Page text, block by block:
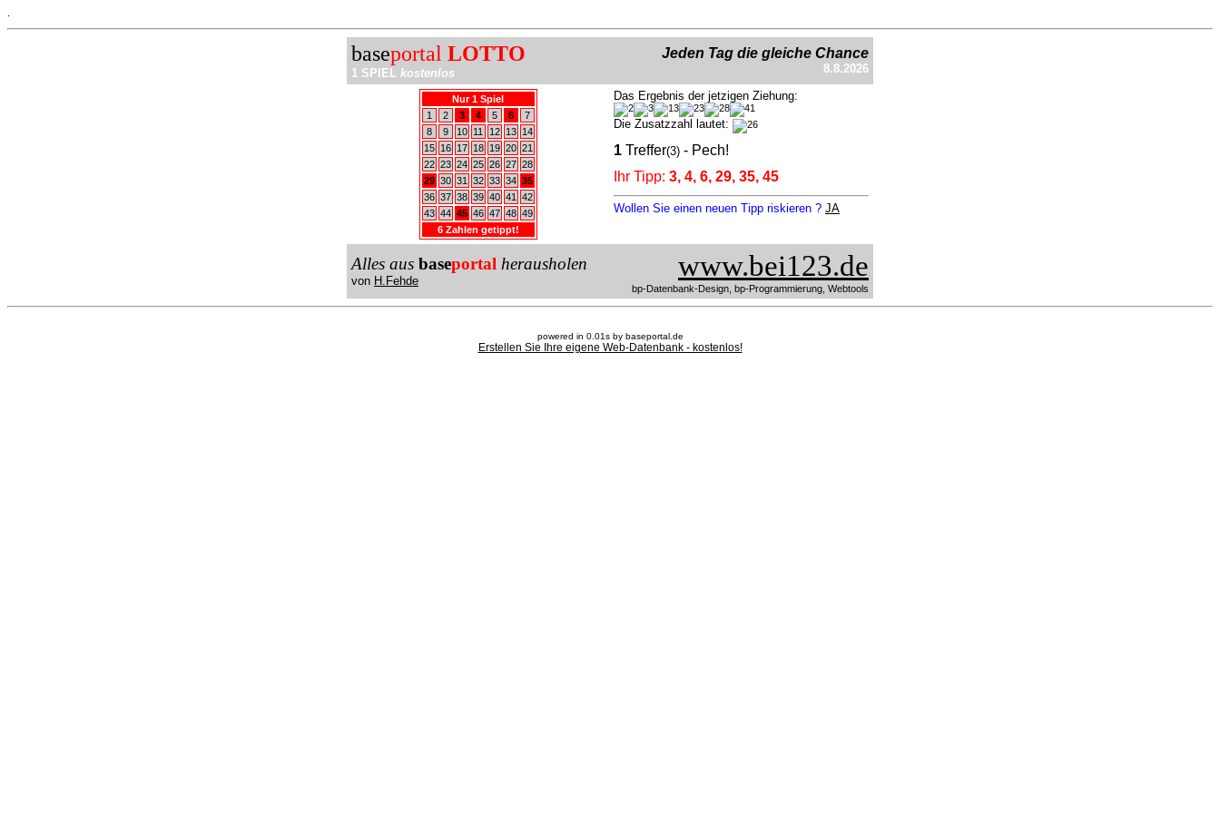
baseportal LOTTO
1 SPIEL kostenlos
Jeden Tag die gleiche Chance
8.8.2026
Nur 1 Spiel
1
2 3 4 5 6
7
8
9 10 11 12 13
14
15
16 17 18 19 20 21
22 23 24 25 26 27 28
29 30 31 32 33 34 35
36 37 38 39 40 41
42
43 44 45 46 47 48 49
6 Zahlen getippt!
Das Ergebnis der jetzigen Ziehung:
Die Zusatzzahl lautet:
1 Treffer(3) - Pech!
Ihr Tipp: 3, 4, 6, 29, 35, 45
Wollen Sie einen neuen Tipp riskieren ? JA
Alles aus baseportal herausholen
von H.Fehde www.bei123.de
bp-Datenbank-Design, bp-Programmierung, Webtools
powered in 0.01s by baseportal.de
Erstellen Sie Ihre eigene Web-Datenbank - kostenlos!